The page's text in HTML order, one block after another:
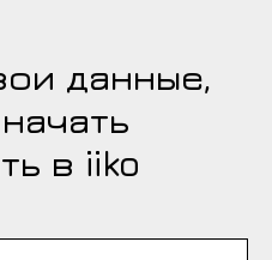
данные,
в iiko